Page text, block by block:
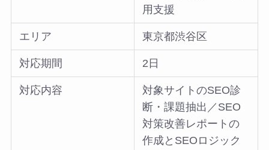
用支援
エリア 東京都渋谷区
対応期間 2日
対応内容
対象サイトのSEO診
断・課題抽出／SEO
対策改善レポートの
作成とSEOロジック